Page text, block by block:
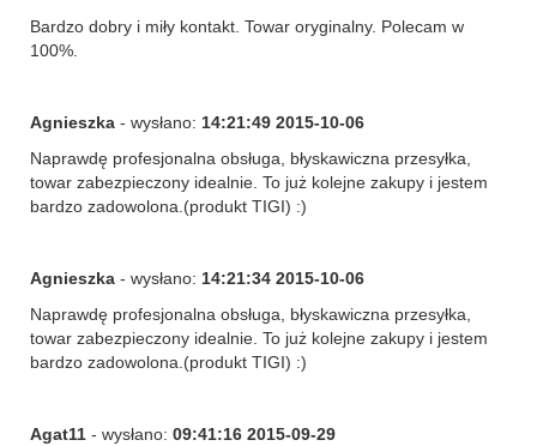
Bardzo dobry i miły kontakt. Towar oryginalny. Polecam w
100%.
Agnieszka - wysłano: 14:21:49 2015-10-06
Naprawdę profesjonalna obsługa, błyskawiczna przesyłka,
towar zabezpieczony idealnie. To już kolejne zakupy i jestem
bardzo zadowolona.(produkt TIGI) :)
Agnieszka - wysłano: 14:21:34 2015-10-06
Naprawdę profesjonalna obsługa, błyskawiczna przesyłka,
towar zabezpieczony idealnie. To już kolejne zakupy i jestem
bardzo zadowolona.(produkt TIGI) :)
Agat11 - wysłano: 09:41:16 2015-09-29